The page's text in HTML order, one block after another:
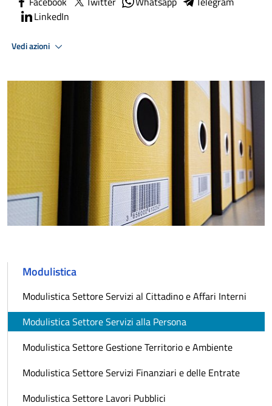
LinkedIn
Vedi azioni
Modulistica
Modulistica Settore Servizi al Cittadino e Affari Interni
Modulistica Settore Servizi alla Persona
Modulistica Settore Gestione Territorio e Ambiente
Modulistica Settore Servizi Finanziari e delle Entrate
Modulistica Settore Lavori Pubblici